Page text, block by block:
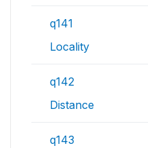
q141
Locality
q142
Distance
q143